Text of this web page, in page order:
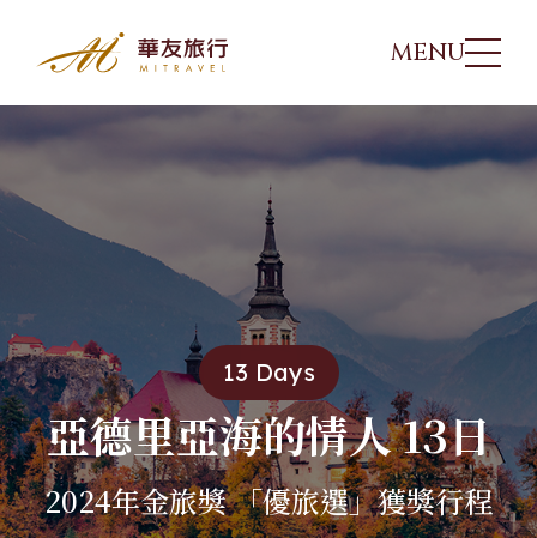
MENU
01華友行程
出團日期
04優惠方案
05旅遊專欄
13 Days
亞德里亞海的情人 13日
2024年金旅獎 「優旅選」獲獎行程
參團須知